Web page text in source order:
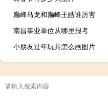
巅峰马龙和巅峰王皓谁厉害
南昌事业单位从哪里报考
小朋友过年玩具怎么画图片